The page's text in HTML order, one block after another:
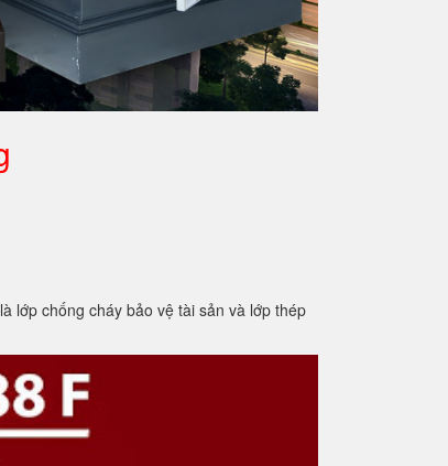
lớp chống cháy bảo vệ tài sản và lớp thép